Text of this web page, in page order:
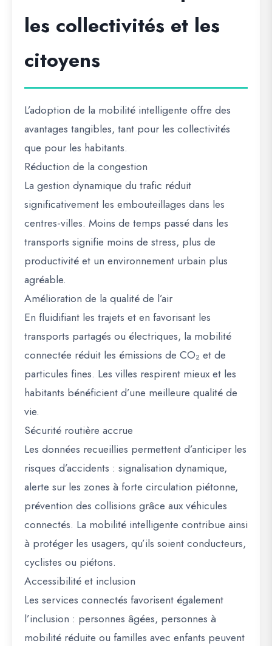
les collectivités et les
citoyens
L’adoption de la mobilité intelligente offre des
avantages tangibles, tant pour les collectivités
que pour les habitants.
Réduction de la congestion
La gestion dynamique du trafic réduit
significativement les embouteillages dans les
centres-villes. Moins de temps passé dans les
transports signifie moins de stress, plus de
productivité et un environnement urbain plus
agréable.
Amélioration de la qualité de l’air
En fluidifiant les trajets et en favorisant les
transports partagés ou électriques, la mobilité
connectée réduit les émissions de CO₂ et de
particules fines. Les villes respirent mieux et les
habitants bénéficient d’une meilleure qualité de
vie.
Sécurité routière accrue
Les données recueillies permettent d’anticiper les
risques d’accidents : signalisation dynamique,
alerte sur les zones à forte circulation piétonne,
prévention des collisions grâce aux véhicules
connectés. La mobilité intelligente contribue ainsi
à protéger les usagers, qu’ils soient conducteurs,
cyclistes ou piétons.
Accessibilité et inclusion
Les services connectés favorisent également
l’inclusion : personnes âgées, personnes à
mobilité réduite ou familles avec enfants peuvent